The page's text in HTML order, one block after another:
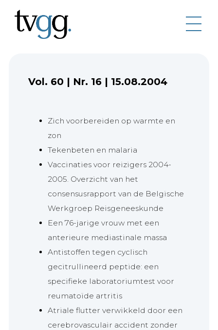
Vol. 60 | Nr. 16 | 15.08.2004
Zich voorbereiden op warmte en
zon
Tekenbeten en malaria
Vaccinaties voor reizigers 2004-
2005. Overzicht van het
consensusrapport van de Belgische
Werkgroep Reisgeneeskunde
Een 76-jarige vrouw met een
anterieure mediastinale massa
Antistoffen tegen cyclisch
gecitrullineerd peptide: een
specifieke laboratoriumtest voor
reumatoïde artritis
Atriale flutter verwikkeld door een
cerebrovasculair accident zonder